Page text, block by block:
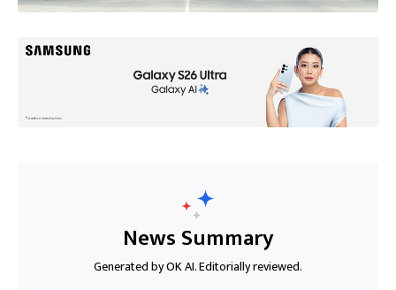
News Summary
Generated by OK AI. Editorially reviewed.